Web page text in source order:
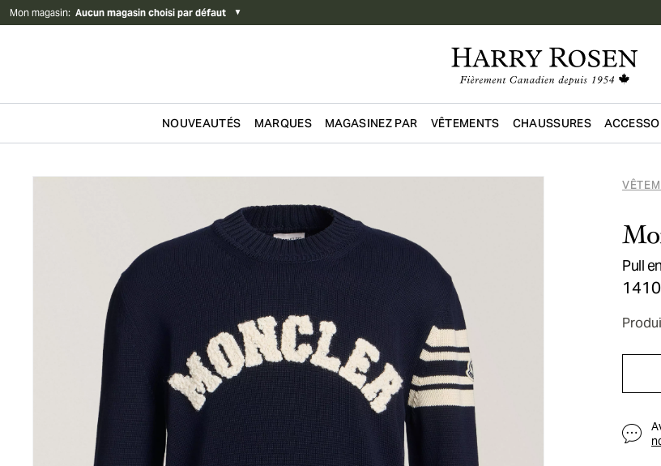
Mon magasin: Aucun magasin choisi par défaut ▼
Passer au contenu
NOUVEAUTÉS MARQUES MAGASINEZ PAR VÊTEMENTS CHAUSSURES
Pull